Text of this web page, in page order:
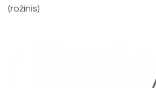
(rožinis)